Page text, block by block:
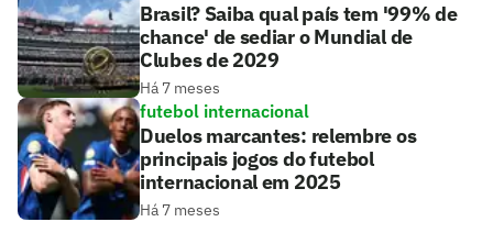
Brasil? Saiba qual país tem '99% de
chance' de sediar o Mundial de
Clubes de 2029
Há 7 meses
futebol internacional
Duelos marcantes: relembre os
principais jogos do futebol
internacional em 2025
Há 7 meses